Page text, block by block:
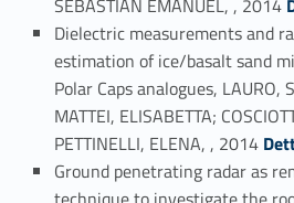
Dielectric measurements and
estimation of ice/basalt sand
Polar Caps analogues, LAURO,
MATTEI, ELISABETTA;
PETTINELLI, ELENA, , 2014 Link identifier #identifier_person_51978-40
Ground penetrating radar as